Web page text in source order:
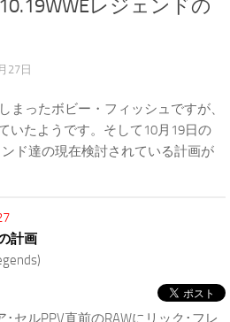
レジェンドの
27日
まったボビー・フィッシュですが、
いたようです。そして10月19日の
ド達の現在検討されている計画が
計画
セルPPV直前のRAWにリック･フレ